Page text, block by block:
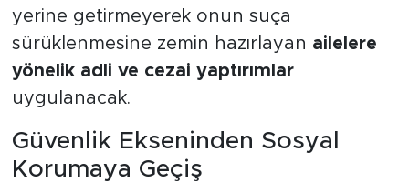
yerine getirmeyerek onun suça
sürüklenmesine zemin hazırlayan ailelere
yönelik adli ve cezai yaptırımlar
uygulanacak.
Güvenlik Ekseninden Sosyal
Korumaya Geçiş